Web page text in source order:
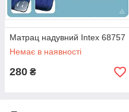
Матрац надувний Intex 68757
Немає в наявності
280 ₴